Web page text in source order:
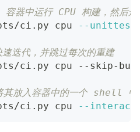
器中运行 CPU 构建，然
ci.py cpu
--unittest
迭代，并跳过每次的重建
ci.py cpu --skip-
放入容器中的一个 shell 中
ci.py cpu
--